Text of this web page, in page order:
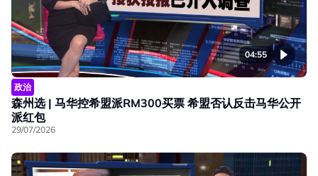
04:55
政治
森州选 | 马华控希盟派RM300买票 希盟否认反击马华公开
派红包
29/07/2026